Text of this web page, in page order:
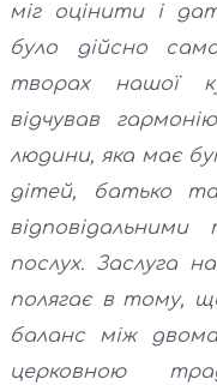
міг оцінити і
було дійсно
творах нашої
відчував
людини, яка має
дітей, батько
послух. Заслуга
полягає в тому,
баланс між
церковною